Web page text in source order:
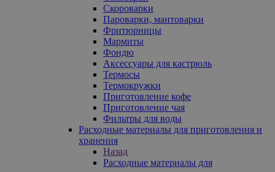
Скороварки
Пароварки, мантоварки
Фритюрницы
Мармиты
Фондю
Аксессуары для кастрюль
Термосы
Термокружки
Приготовление кофе
Приготовление чая
Фильтры для воды
Расходные материалы для приготовления и
хранения
Назад
Расходные материалы для